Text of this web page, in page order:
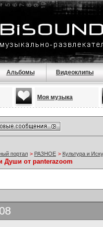
Альбомы Видеоклипы
Моя музыка
портал > РАЗНОЕ > Культура и
Души от panterazoom